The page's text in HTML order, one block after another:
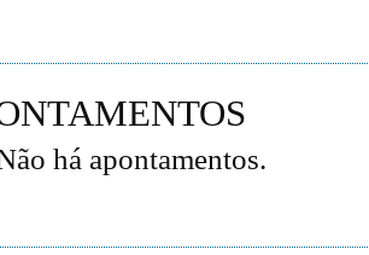
há apontamentos.